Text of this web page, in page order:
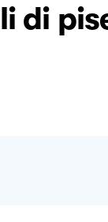
di